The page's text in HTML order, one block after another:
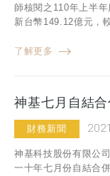
師核閱之110年上半
新台幣149.12億元，
了解更多
神基七月自結
財務新聞
神基科技股份有限公
一十年七月份自結合